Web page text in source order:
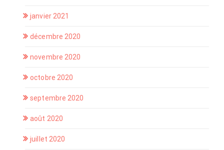
janvier 2021
décembre 2020
novembre 2020
octobre 2020
septembre 2020
août 2020
juillet 2020